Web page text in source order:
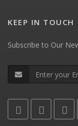
KEEP IN TOUCH
Subscribe to Our